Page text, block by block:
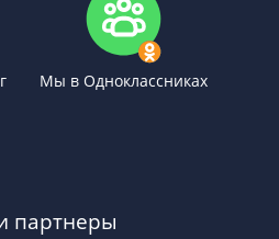
Мы в Одноклассниках
партнеры